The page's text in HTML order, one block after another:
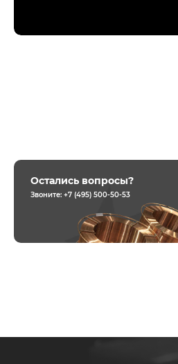
Остались вопросы?
Звоните: +7 (495) 500-50-53